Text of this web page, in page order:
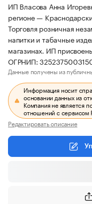
ИП Власова Анна
регионе —
Торговля розничная
напитки и табачные
магазинах. ИП
ОГРНИП:
Данные получены из
Информация носит
основании данных из
Компания не является
отношений с сервисом
Редактировать описание